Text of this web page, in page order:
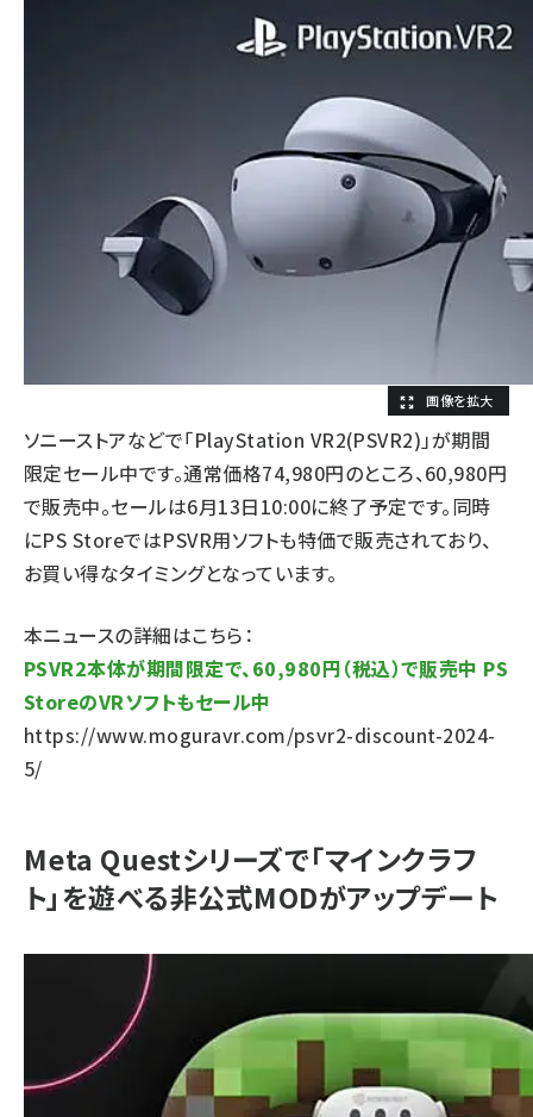
ソニーストアなどで「PlayStation VR2(PSVR2)」が期間
限定セール中です。通常価格74,980円のところ、60,980円
で販売中。セールは6月13日10:00に終了予定です。同時
にPS StoreではPSVR用ソフトも特価で販売されており、
お買い得なタイミングとなっています。
本ニュースの詳細はこちら：
PSVR2本体が期間限定で、60,980円（税込）で販売中 PS
StoreのVRソフトもセール中
https://www.moguravr.com/psvr2-discount-2024-
5/
Meta Questシリーズで「マインクラフ
ト」を遊べる非公式MODがアップデート